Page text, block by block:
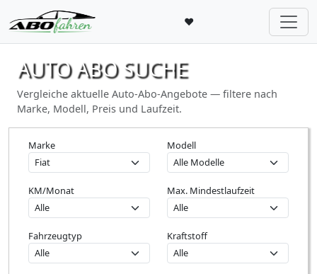
♥
AUTO ABO SUCHE
Vergleiche aktuelle Auto-Abo-Angebote — filtere nach
Marke, Modell, Preis und Laufzeit.
Marke Modell
KM/Monat Max. Mindestlaufzeit
Fahrzeugtyp Kraftstoff